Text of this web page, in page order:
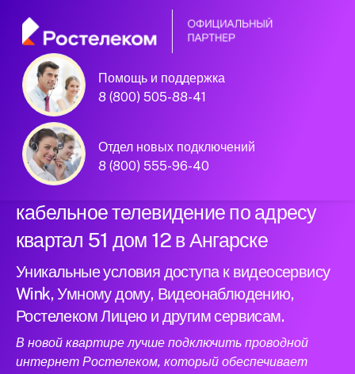
Помощь и поддержка
8 (800) 505-88-41
Отдел новых подключений
8 (800) 555-96-40
Официальный
партнер Ростелеком
Подключили новый интернет и
кабельное телевидение по адресу
квартал 51 дом 12 в Ангарске
Уникальные условия доступа к видеосервису
Wink, Умному дому, Видеонаблюдению,
Ростелеком Лицею и другим сервисам.
В новой квартире лучше подключить проводной
интернет Ростелеком, который обеспечивает